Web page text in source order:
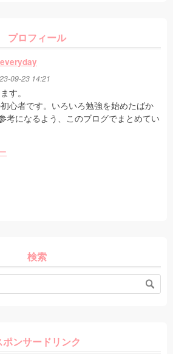
プロフィール
09-23 14:21
す。
心者です。いろいろ勉強を始めたばか
考になるよう、このブログでまとめてい
検索
ポンサードリンク